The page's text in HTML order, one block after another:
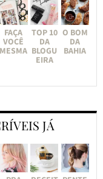
FAÇA
VOCÊ
MESMA
TOP 10
DA
BLOGU
EIRA
O BOM
DA
BAHIA
JÁ